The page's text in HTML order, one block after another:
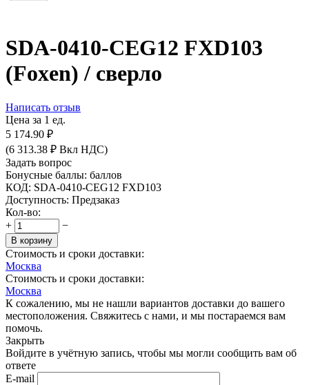
SDA-0410-CEG12 FXD103
(Foxen) / сверло
Написать отзыв
Цена за 1 ед.
5 174.90 ₽
(6 313.38 ₽ Вкл НДС)
Задать вопрос
Бонусные баллы: баллов
КОД: SDA-0410-CEG12 FXD103
Доступность: Предзаказ
Кол-во:
+
−
В корзину
Стоимость и сроки доставки:
Москва
Стоимость и сроки доставки:
Москва
К сожалению, мы не нашли вариантов доставки до вашего
местоположения. Свяжитесь с нами, и мы постараемся вам
помочь.
Закрыть
Войдите в учётную запись, чтобы мы могли сообщить вам об
ответе
E-mail